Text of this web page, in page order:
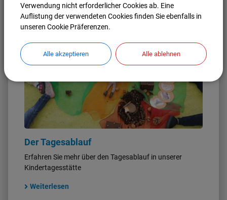
Weiterlesen
Der Tagesablauf
Erfahren Sie mehr über den Tagesablauf in unserer
Kindertagesstätte
Weiterlesen
Verwendung nicht erforderlicher Cookies ab. Eine
Auflistung der verwendeten Cookies finden Sie ebenfalls in
unseren Cookie Präferenzen.
Alle akzeptieren Alle ablehnen